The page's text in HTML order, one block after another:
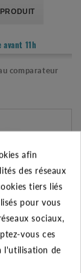
11h
comparateur
afin
des réseaux
tiers liés
pour vous
sociaux,
vous ces
l'utilisation de